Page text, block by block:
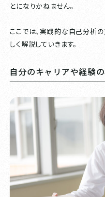
とになりかねません。
ここでは、実践的な自己分析
しく解説していきます。
自分のキャリアや経験